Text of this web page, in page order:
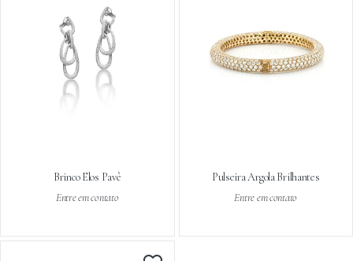
Brinco Elos Pavê
Entre em contato
Pulseira Argola Brilhantes
Entre em contato